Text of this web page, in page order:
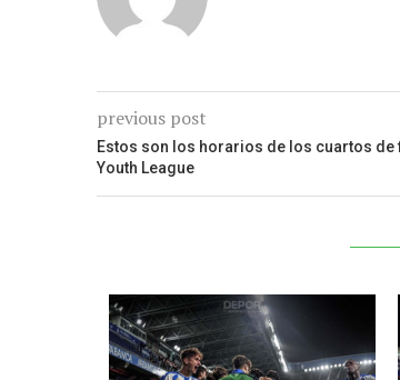
previous post
Estos son los horarios de los cuartos de
Youth League